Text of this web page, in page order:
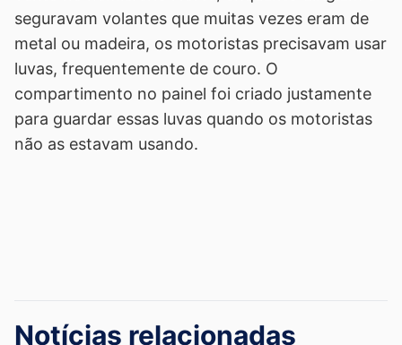
seguravam volantes que muitas vezes eram de
metal ou madeira, os motoristas precisavam usar
luvas, frequentemente de couro. O
compartimento no painel foi criado justamente
para guardar essas luvas quando os motoristas
não as estavam usando.
Notícias relacionadas